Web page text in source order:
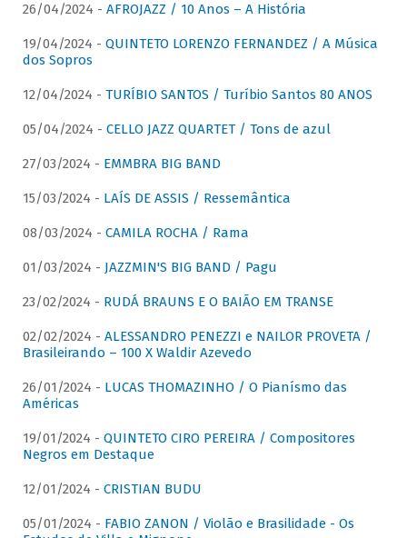
26/04/2024 - AFROJAZZ / 10 Anos – A História
19/04/2024 - QUINTETO LORENZO FERNANDEZ / A Música
dos Sopros
12/04/2024 - TURÍBIO SANTOS / Turíbio Santos 80 ANOS
05/04/2024 - CELLO JAZZ QUARTET / Tons de azul
27/03/2024 - EMMBRA BIG BAND
15/03/2024 - LAÍS DE ASSIS / Ressemântica
08/03/2024 - CAMILA ROCHA / Rama
01/03/2024 - JAZZMIN'S BIG BAND / Pagu
23/02/2024 - RUDÁ BRAUNS E O BAIÃO EM TRANSE
02/02/2024 - ALESSANDRO PENEZZI e NAILOR PROVETA /
Brasileirando – 100 X Waldir Azevedo
26/01/2024 - LUCAS THOMAZINHO / O Pianísmo das
Américas
19/01/2024 - QUINTETO CIRO PEREIRA / Compositores
Negros em Destaque
12/01/2024 - CRISTIAN BUDU
05/01/2024 - FABIO ZANON / Violão e Brasilidade - Os